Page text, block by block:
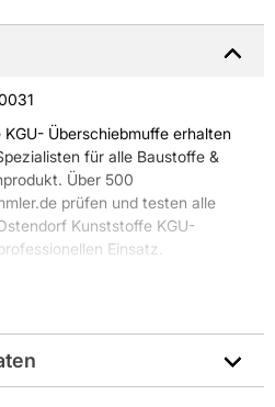
Überschiebmuffe erhalten
für alle Baustoffe &
Über 500
prüfen und testen alle
Kunststoffe KGU-
Einsatz.